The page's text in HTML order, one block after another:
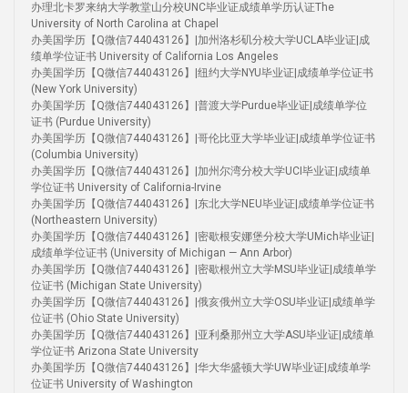
办理北卡罗来纳大学教堂山分校UNC毕业证成绩单学历认证The
University of North Carolina at Chapel
办美国学历【Q微信744043126】|加州洛杉矶分校大学UCLA毕业证|成
绩单学位证书 University of California Los Angeles
办美国学历【Q微信744043126】|纽约大学NYU毕业证|成绩单学位证书
(New York University)
办美国学历【Q微信744043126】|普渡大学Purdue毕业证|成绩单学位
证书 (Purdue University)
办美国学历【Q微信744043126】|哥伦比亚大学毕业证|成绩单学位证书
(Columbia University)
办美国学历【Q微信744043126】|加州尔湾分校大学UCI毕业证|成绩单
学位证书 University of California-Irvine
办美国学历【Q微信744043126】|东北大学NEU毕业证|成绩单学位证书
(Northeastern University)
办美国学历【Q微信744043126】|密歇根安娜堡分校大学UMich毕业证|
成绩单学位证书 (University of Michigan — Ann Arbor)
办美国学历【Q微信744043126】|密歇根州立大学MSU毕业证|成绩单学
位证书 (Michigan State University)
办美国学历【Q微信744043126】|俄亥俄州立大学OSU毕业证|成绩单学
位证书 (Ohio State University)
办美国学历【Q微信744043126】|亚利桑那州立大学ASU毕业证|成绩单
学位证书 Arizona State University
办美国学历【Q微信744043126】|华大华盛顿大学UW毕业证|成绩单学
位证书 University of Washington